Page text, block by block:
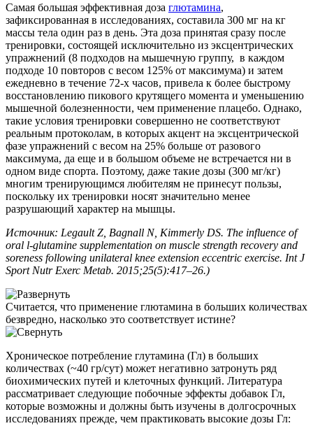
Самая большая эффективная доза глютамина,
зафиксированная в исследованиях, составила 300 мг на кг
массы тела один раз в день. Эта доза принятая сразу после
тренировки, состоящей исключительно из эксцентрических
упражнений (8 подходов на мышечную группу, в каждом
подходе 10 повторов с весом 125% от максимума) и затем
ежедневно в течение 72-х часов, привела к более быстрому
восстановлению пикового крутящего момента и уменьшению
мышечной болезненности, чем применение плацебо. Однако,
такие условия тренировки совершенно не соответствуют
реальным протоколам, в которых акцент на эксцентрической
фазе упражнений с весом на 25% больше от разового
максимума, да еще и в большом объеме не встречается ни в
одном виде спорта. Поэтому, даже такие дозы (300 мг/кг)
многим тренирующимся любителям не принесут пользы,
поскольку их тренировки носят значительно менее
разрушающий характер на мышцы.
Источник: Legault Z, Bagnall N, Kimmerly DS. The influence of
oral l-glutamine supplementation on muscle strength recovery and
soreness following unilateral knee extension eccentric exercise. Int J
Sport Nutr Exerc Metab. 2015;25(5):417–26.)
Считается, что применение глютамина в больших количествах
безвредно, насколько это соответствует истине?
Хроническое потребление глутамина (Гл) в больших
количествах (~40 гр/сут) может негативно затронуть ряд
биохимических путей и клеточных функций. Литература
рассматривает следующие побочные эффекты добавок Гл,
которые возможны и должны быть изучены в долгосрочных
исследованиях прежде, чем практиковать высокие дозы Гл: